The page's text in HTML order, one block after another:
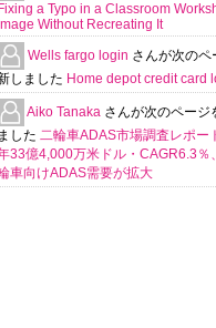
Fixing a Typo in a Classroom
Image Without Recreating It
Wells fargo login さんが次のペ
しました Home depot credit card
Aiko Tanaka さんが次のページ
ました 二輪車ADAS市場調査レポー
33億4,000万米ドル・CAGR6.3％
車向けADAS需要が拡大